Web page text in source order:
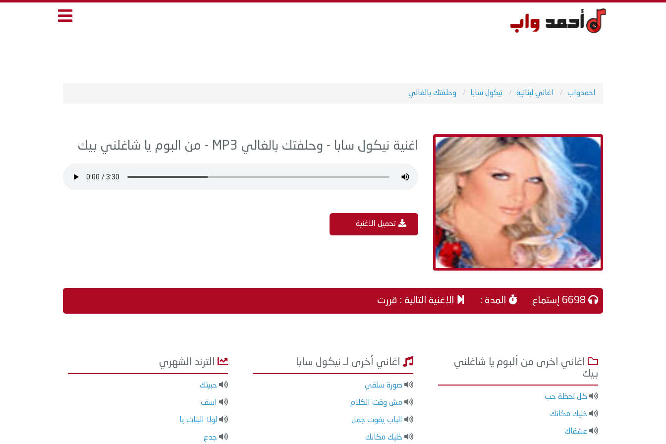
احمدواب اغاني لبنانية نيكول سابا وحلفتك بالغالي
اغنية نيكول سابا - وحلفتك بالغالي MP3 - من البوم يا شاغلني بيك
تحميل الاغنية
المدة : الاغنية التالية : قررت
اغاني اخرى من ألبوم يا شاغلني
بيك
كل لحظة حب
خليك مكانك
عشقاك
اغاني أخرى لـ نيكول سابا
صورة سلفي
مش وقت الكلام
الباب يفوت جمل
خليك مكانك
الترند الشهري
حبيتك
اسف
لولا البنات يا
جدع